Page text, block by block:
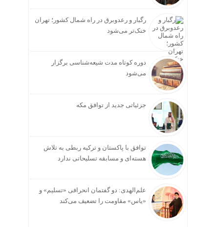
رگبار و رعدوبرق در راه شمال کشور؛ تهران
خنک‌تر می‌شود
دوره کوتاه مدت شیعه‌شناسی برگزار
می‌شود
جزئیاتی جدید از توافق مکه
توافق با پاکستان و ترکیه ربطی به تلاش
هسته‌ای و مسابقه تسلیحاتی ندارد
علم‌الهدی: دو گفتمان انحرافی «تسلیم» و
«یاس» مقاومت را تضعیف می‌کند